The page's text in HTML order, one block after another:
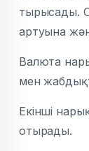
тырысады.
артуына
Валюта
мен
Екінші
отырады.